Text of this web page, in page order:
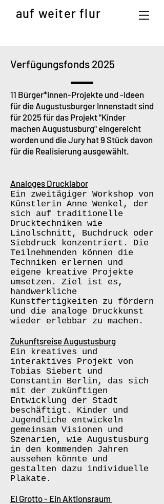
auf weiter flur
Verfügungsfonds 2025
11 Bürger*innen-Projekte und -Ideen
für die Augustusburger Innenstadt sind
für 2025 für das Projekt "Kinder
machen Augustusburg" eingereicht
worden und die Jury hat 9 Stück davon
für die Realisierung ausgewählt.
Analoges Drucklabor
Ein zweitägiger Workshop von
Künstlerin Anne Wenkel, der
sich auf traditionelle
Drucktechniken wie
Linolschnitt, Buchdruck oder
Siebdruck konzentriert. Die
Teilnehmenden können die
Techniken erlernen und
eigene kreative Projekte
umsetzen. Ziel ist es,
handwerkliche
Kunstfertigkeiten zu fördern
und die analoge Druckkunst
wieder erlebbar zu machen.
Zukunftsreise Augustusburg
Ein kreatives und
interaktives Projekt von
Tobias Siebert und
Constantin Berlin, das sich
mit der zukünftigen
Entwicklung der Stadt
beschäftigt. Kinder und
Jugendliche entwickeln
gemeinsam Visionen und
Szenarien, wie Augustusburg
in den kommenden Jahren
aussehen könnte und
gestalten dazu individuelle
Plakate.
El Grotto - Ein Aktionsraum